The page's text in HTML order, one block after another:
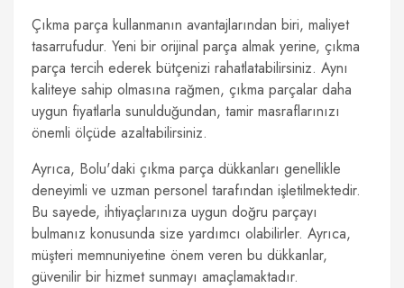
Çıkma parça kullanmanın avantajlarından biri, maliyet
tasarrufudur. Yeni bir orijinal parça almak yerine, çıkma
parça tercih ederek bütçenizi rahatlatabilirsiniz. Aynı
kaliteye sahip olmasına rağmen, çıkma parçalar daha
uygun fiyatlarla sunulduğundan, tamir masraflarınızı
önemli ölçüde azaltabilirsiniz.
Ayrıca, Bolu'daki çıkma parça dükkanları genellikle
deneyimli ve uzman personel tarafından işletilmektedir.
Bu sayede, ihtiyaçlarınıza uygun doğru parçayı
bulmanız konusunda size yardımcı olabilirler. Ayrıca,
müşteri memnuniyetine önem veren bu dükkanlar,
güvenilir bir hizmet sunmayı amaçlamaktadır.